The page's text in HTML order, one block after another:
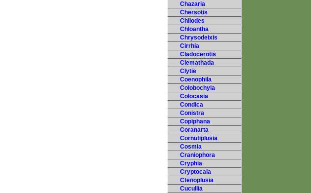
Chazaria
Chersotis
Chilodes
Chloantha
Chrysodeixis
Cirrhia
Cladocerotis
Clemathada
Clytie
Coenophila
Colobochyla
Colocasia
Condica
Conistra
Copiphana
Coranarta
Cornutiplusia
Cosmia
Craniophora
Cryphia
Cryptocala
Ctenoplusia
Cucullia